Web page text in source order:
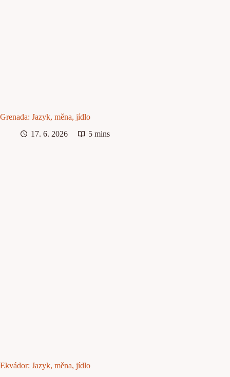
Grenada: Jazyk, měna, jídlo
17. 6. 2026
5 mins
Ekvádor: Jazyk, měna, jídlo